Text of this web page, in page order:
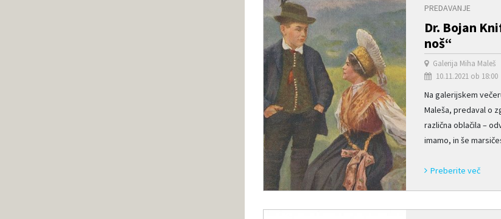
PREDAVANJE
Dr. Bojan
noš“
Galerija Miha Maleš
10.11.2021 ob 18:00
Na galerijskem
Maleša, predaval o
različna oblačila –
imamo, in še
Preberite več